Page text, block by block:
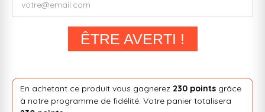
ÊTRE AVERTI !
En achetant ce produit vous gagnerez 230 pointsgrâce
à notre programme de fidélité. Votre panier totalisera